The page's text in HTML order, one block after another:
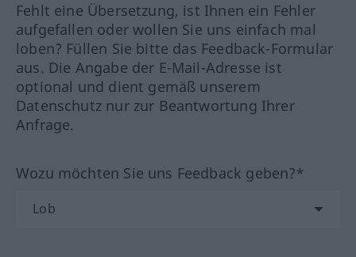
Fehlt eine Übersetzung, ist Ihnen ein Fehler
aufgefallen oder wollen Sie uns einfach mal
loben? Füllen Sie bitte das Feedback-Formular
aus. Die Angabe der E-Mail-Adresse ist
optional und dient gemäß unserem
Datenschutz nur zur Beantwortung Ihrer
Anfrage.
Wozu möchten Sie uns Feedback geben?*